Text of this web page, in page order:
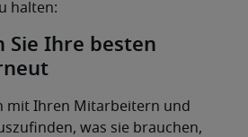
halten:
Sie Ihre besten
mit Ihren Mitarbeitern und
was sie brauchen,